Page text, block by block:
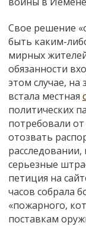
Свое решение
быть каким-
мирных
обязанности
этом случае, на
встала местная
политических
потребовали от
отозвать
серьезные
петиция на
часов собрала
«пожарного,
поставкам